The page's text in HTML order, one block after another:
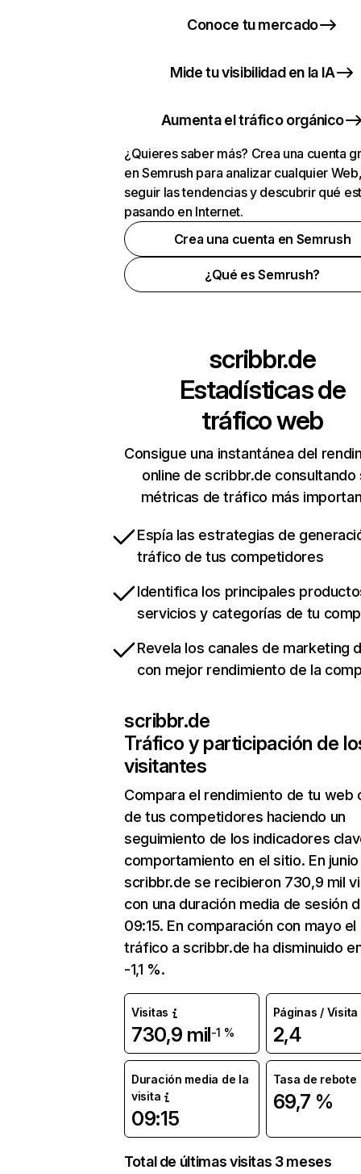
Conoce tu mercado
Mide tu visibilidad en la IA
Aumenta el tráfico orgánico
¿Quieres saber más? Crea una cuenta
en Semrush para analizar cualquier
seguir las tendencias y descubrir qué
pasando en Internet.
Crea una cuenta en Semrush
¿Qué es Semrush?
scribbr.de
Estadísticas de
tráfico web
Consigue una instantánea del
online de scribbr.de consultando
métricas de tráfico más
Espía las estrategias de
tráfico de tus competidores
Identifica los principales
servicios y categorías de tu
Revela los canales de marketing
con mejor rendimiento de la
scribbr.de
Tráfico y participación de
visitantes
Compara el rendimiento de tu web
de tus competidores haciendo un
seguimiento de los indicadores
comportamiento en el sitio. En junio
scribbr.de se recibieron 730,9 mil
con una duración media de sesión
09:15. En comparación con mayo el
tráfico a scribbr.de ha disminuido
-1,1 %.
Visitas
730,9 mil-1 %
Páginas / Visita
2,4
Duración media de la
visita
09:15
Tasa de rebote
69,7 %
Total de últimas visitas 3 meses